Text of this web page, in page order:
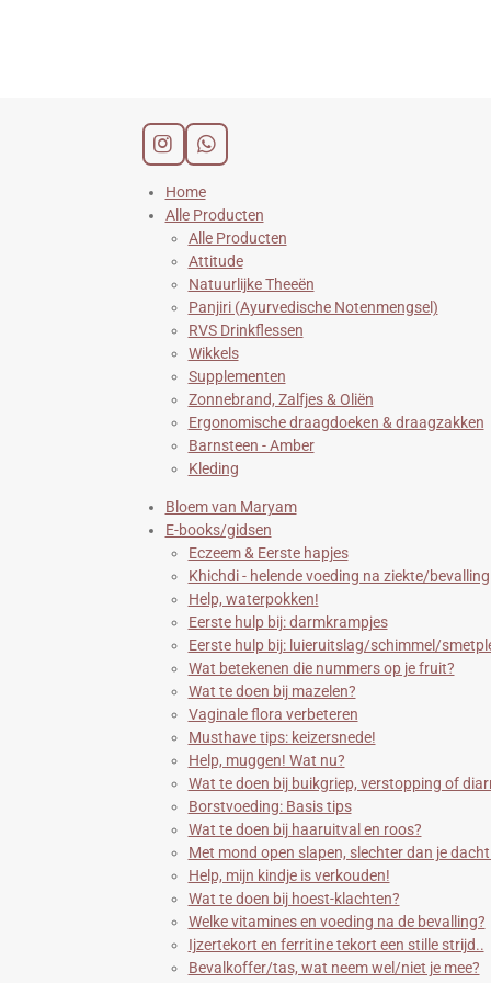
I
s
t
W
a
t
s
A
p
p
Home
Alle Producten
Alle Producten
Attitude
Natuurlijke Theeën
Panjiri (Ayurvedische Notenmengsel)
RVS Drinkflessen
Wikkels
Supplementen
Zonnebrand, Zalfjes & Oliën
Ergonomische draagdoeken & draagzakken
Barnsteen - Amber
Kleding
Bloem van Maryam
E-books/gidsen
Eczeem & Eerste hapjes
Khichdi - helende voeding na ziekte/bevalling
Help, waterpokken!
Eerste hulp bij: darmkrampjes
Eerste hulp bij: luieruitslag/schimmel/
Wat betekenen die nummers op je fruit?
Wat te doen bij mazelen?
Vaginale flora verbeteren
Musthave tips: keizersnede!
Help, muggen! Wat nu?
Wat te doen bij buikgriep, verstopping of
Borstvoeding: Basis tips
Wat te doen bij haaruitval en roos?
Met mond open slapen, slechter dan je
Help, mijn kindje is verkouden!
Wat te doen bij hoest-klachten?
Welke vitamines en voeding na de bevalling?
Ijzertekort en ferritine tekort een stille strijd..
Bevalkoffer/tas, wat neem wel/niet je mee?